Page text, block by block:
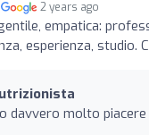
2 years ago
empatica:
esperienza, studio.
davvero molto